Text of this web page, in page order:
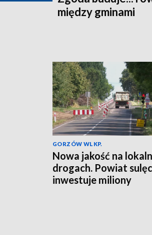
między gminami
GORZÓW WLKP.
Nowa jakość na
drogach. Powiat
inwestuje miliony